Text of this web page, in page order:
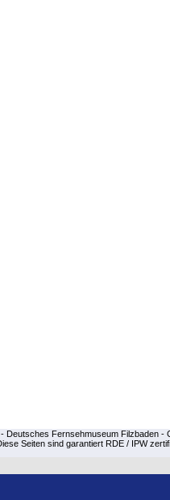
Deutsches Fernsehmuseum Filzbaden -
Seiten sind garantiert RDE / IPW